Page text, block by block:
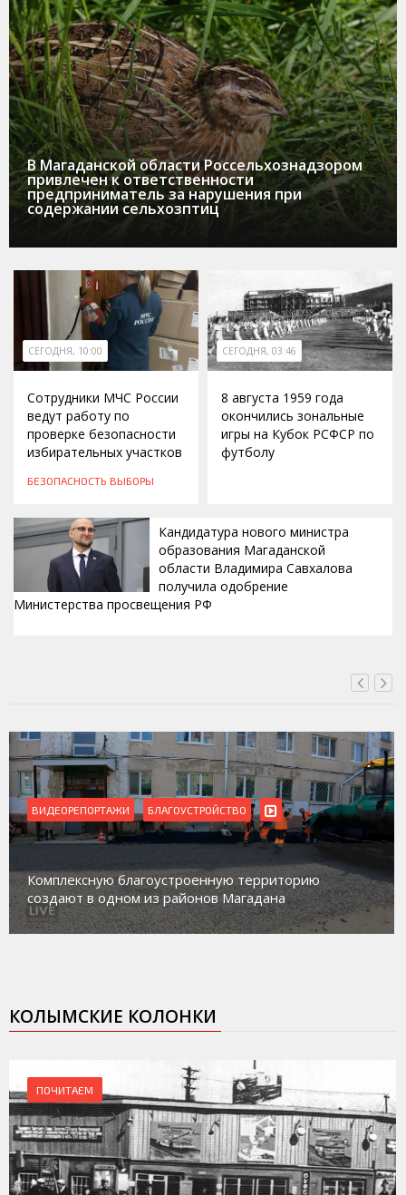
В Магаданской области Россельхознадзором
привлечен к ответственности
предприниматель за нарушения при
содержании сельхозптиц
СЕГОДНЯ, 10:00
Сотрудники МЧС России
ведут работу по
проверке безопасности
избирательных участков
БЕЗОПАСНОСТЬ ВЫБОРЫ
СЕГОДНЯ, 03:46
8 августа 1959 года
окончились зональные
игры на Кубок РСФСР по
футболу
Кандидатура нового министра
образования Магаданской
области Владимира Савхалова
получила одобрение
Министерства просвещения РФ
ВИДЕОРЕПОРТАЖИ БЛАГОУСТРОЙСТВО
Комплексную благоустроенную территорию
создают в одном из районов Магадана
КОЛЫМСКИЕ КОЛОНКИ
ПОЧИТАЕМ